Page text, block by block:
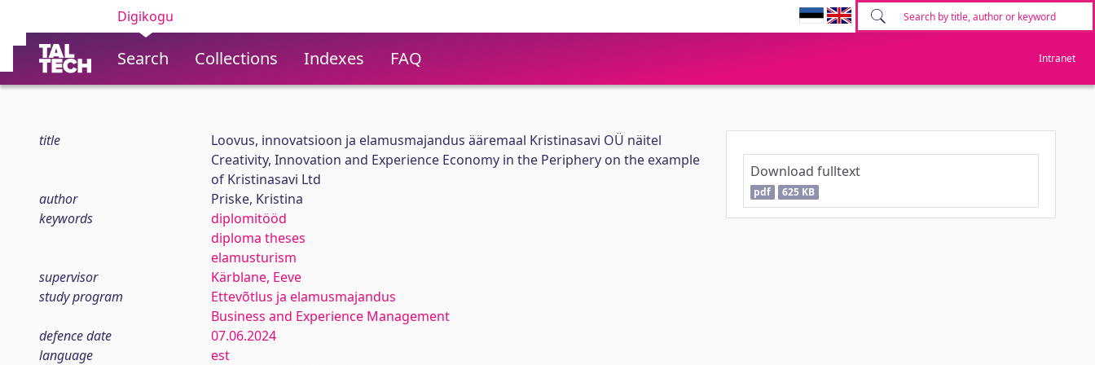
Digikogu
Search Collections Indexes FAQ Intranet
title
Loovus, innovatsioon ja elamusmajandus ääremaal Kristinasavi OÜ näitel
Creativity, Innovation and Experience Economy in the Periphery on the example
of Kristinasavi Ltd
author
Priske, Kristina
keywords
diplomitööd
diploma theses
elamusturism
supervisor
Kärblane, Eeve
study program
Ettevõtlus ja elamusmajandus
Business and Experience Management
defence date
07.06.2024
language
est
Download fulltext
pdf 625 KB